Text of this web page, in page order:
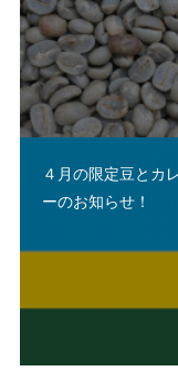
４月の限定豆とカ
ーのお知らせ！